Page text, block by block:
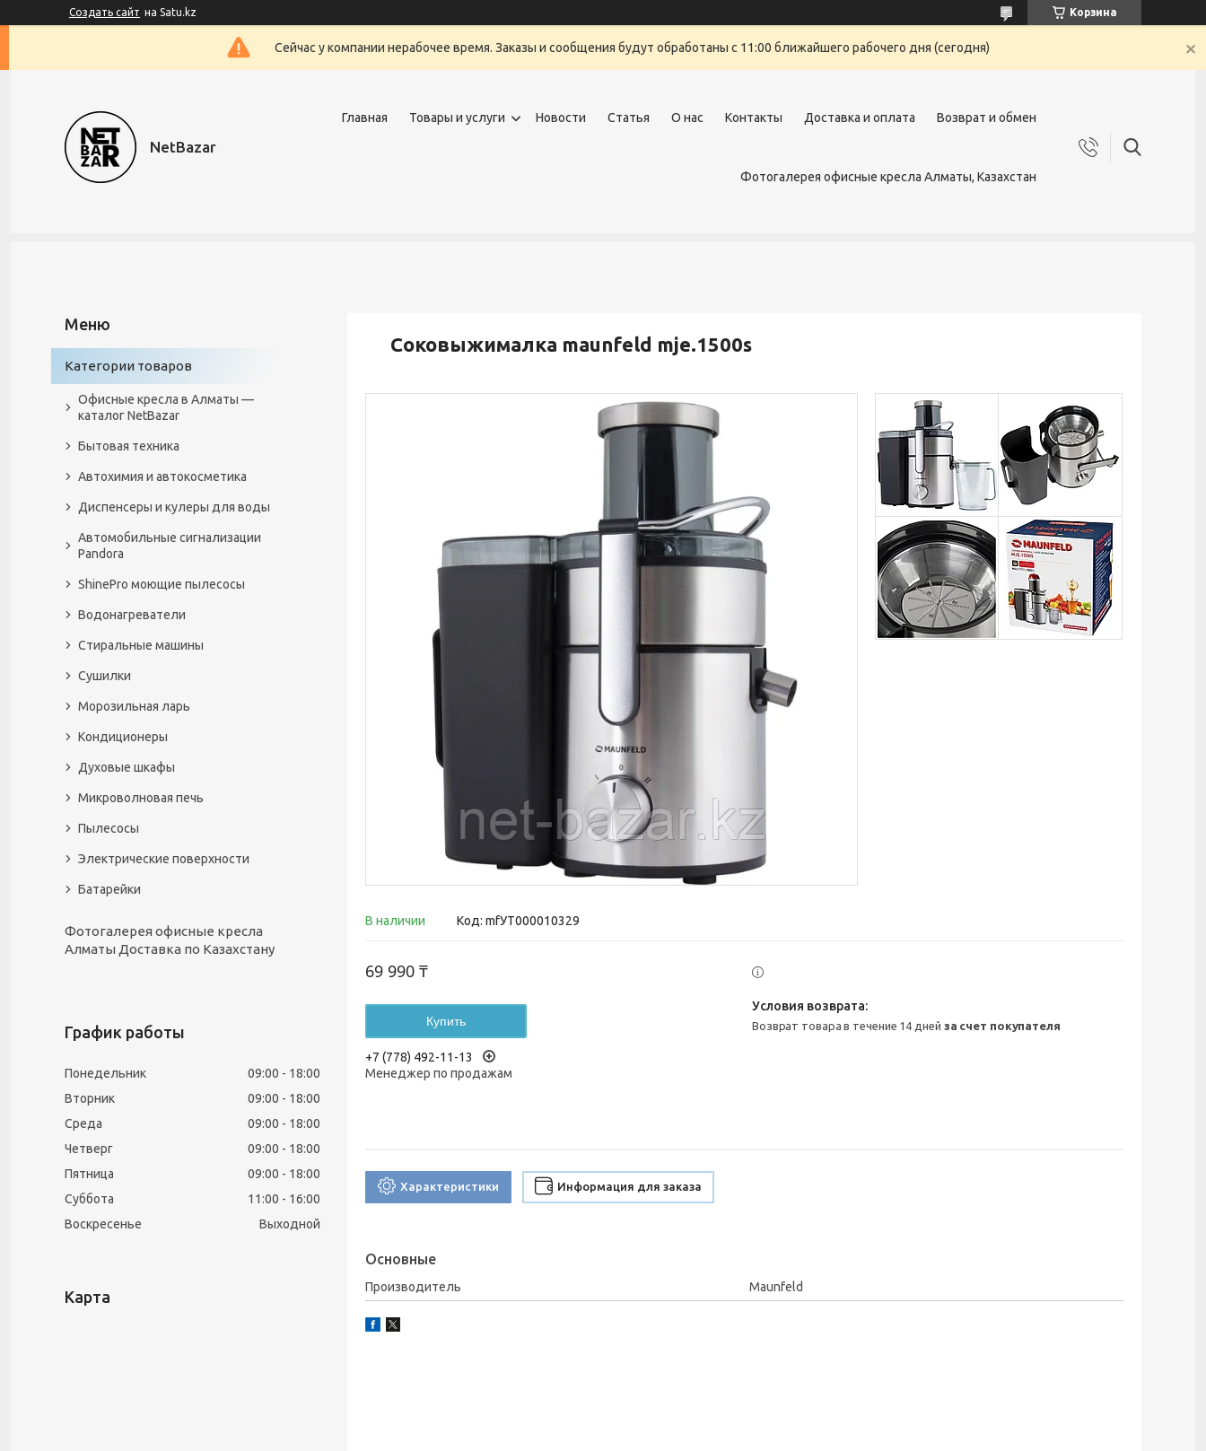
Создать сайт на Satu.kz Корзина
Сейчас у компании нерабочее время. Заказы и сообщения будут обработаны с 11:00 ближайшего рабочего дня (сегодня)
NetBazar
Главная Товары и услуги Новости Статья О нас Контакты Доставка и оплата Возврат и обмен
Фотогалерея офисные кресла Алматы, Казахстан
Соковыжималка maunfeld mje.1500s
В наличии Код: mfУТ000010329
69 990 ₸
Купить
+7 (778) 492-11-13
Менеджер по продажам
возврат товара в течение 14 дней за счет покупателя
Характеристики Информация для заказа
Основные
Производитель Maunfeld
Категории товаров
Офисные кресла в Алматы —
каталог NetBazar
Бытовая техника
Автохимия и автокосметика
Диспенсеры и кулеры для воды
Автомобильные сигнализации
Pandora
ShinePro моющие пылесосы
Водонагреватели
Стиральные машины
Сушилки
Морозильная ларь
Кондиционеры
Духовые шкафы
Микроволновая печь
Пылесосы
Электрические поверхности
Батарейки
Фотогалерея офисные кресла
Алматы Доставка по Казахстану
График работы
Понедельник 09:00
18:00
Вторник
09:00
18:00
Среда
09:00
18:00
Четверг
09:00
18:00
Пятница
09:00
18:00
Суббота
11:00
16:00
Воскресенье
Выходной
Карта